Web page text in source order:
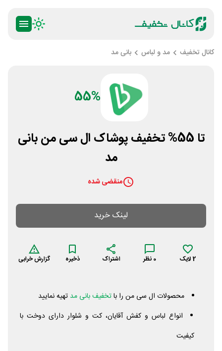
کانال تخفیف مد و لباس بانی مد
55%
تا 55% تخفیف پوشاک ال سی من بانی
مد
منقضی شده
لینک خرید
2لایک 0 نظر اشتراک ذخیره گزارش خرابی
محصولات ال سی من را باتخفیف بانی مد تهیه نمایید
انواع لباس و کفش آقایان، کت و شلوار دارای دوخت با
کیفیت